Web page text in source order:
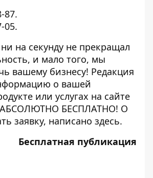
87.
05.
на секунду не прекращал
и мало того, мы
вашему бизнесу! Редакция
о вашей
или услугах на сайте
АБСОЛЮТНО БЕСПЛАТНО! О
заявку, написано здесь.
Бесплатная публикация